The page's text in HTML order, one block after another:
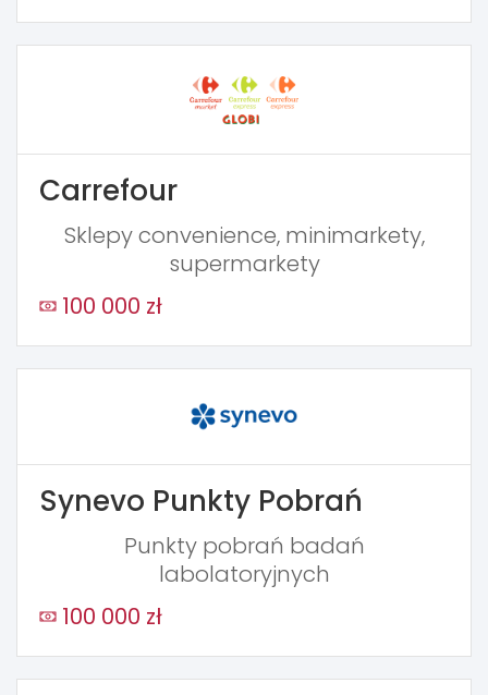
Carrefour
Sklepy convenience, minimarkety,
supermarkety
100 000 zł
Synevo Punkty Pobrań
Punkty pobrań badań
labolatoryjnych
100 000 zł